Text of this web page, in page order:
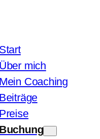
Start
Über mich
Mein Coaching
Beiträge
Preise
Buchung